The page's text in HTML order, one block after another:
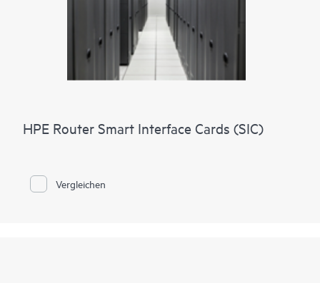
HPE Router Smart Interface Cards (SIC)
Vergleichen